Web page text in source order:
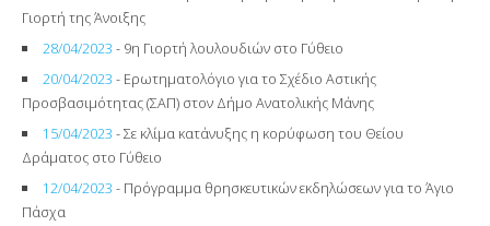
Γιορτή της Άνοιξης
28/04/2023 - 9η Γιορτή λουλουδιών στο Γύθειο
20/04/2023 - Ερωτηματολόγιο για το Σχέδιο Αστικής
Προσβασιμότητας (ΣΑΠ) στον Δήμο Ανατολικής Μάνης
15/04/2023 - Σε κλίμα κατάνυξης η κορύφωση του Θείου
Δράματος στο Γύθειο
12/04/2023 - Πρόγραμμα θρησκευτικών εκδηλώσεων για το Άγιο
Πάσχα